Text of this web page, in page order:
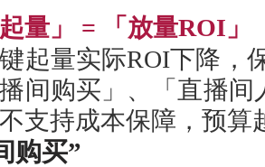
起量」 = 「放量ROI」
起量实际ROI下降，
间购买」、「直播
支持成本保障，预算
购买”